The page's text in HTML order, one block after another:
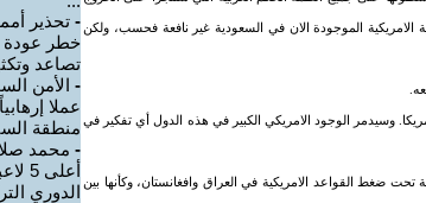
الموجودة الان في السعودية غير نافعة فحسب، ولكن
وسيدمر الوجود الامريكي الكبير في هذه الدول أي تفكير في
ضغط القواعد الامريكية في العراق وافغانستان، وكأنها بين
- تحذير
خطر عودة
تصاعد
- الأمن
عملا
منطقة
- محمد
الدوري